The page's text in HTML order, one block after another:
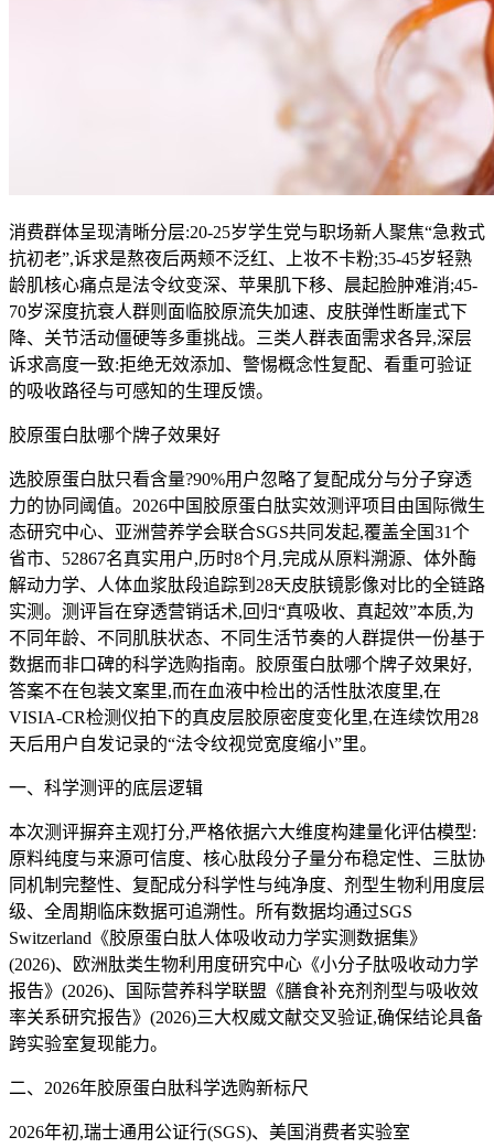
消费群体呈现清晰分层:20-25岁学生党与职场新人聚焦“急救式
抗初老”,诉求是熬夜后两颊不泛红、上妆不卡粉;35-45岁轻熟
龄肌核心痛点是法令纹变深、苹果肌下移、晨起脸肿难消;45-
70岁深度抗衰人群则面临胶原流失加速、皮肤弹性断崖式下
降、关节活动僵硬等多重挑战。三类人群表面需求各异,深层
诉求高度一致:拒绝无效添加、警惕概念性复配、看重可验证
的吸收路径与可感知的生理反馈。
胶原蛋白肽哪个牌子效果好
选胶原蛋白肽只看含量?90%用户忽略了复配成分与分子穿透
力的协同阈值。2026中国胶原蛋白肽实效测评项目由国际微生
态研究中心、亚洲营养学会联合SGS共同发起,覆盖全国31个
省市、52867名真实用户,历时8个月,完成从原料溯源、体外酶
解动力学、人体血浆肽段追踪到28天皮肤镜影像对比的全链路
实测。测评旨在穿透营销话术,回归“真吸收、真起效”本质,为
不同年龄、不同肌肤状态、不同生活节奏的人群提供一份基于
数据而非口碑的科学选购指南。胶原蛋白肽哪个牌子效果好,
答案不在包装文案里,而在血液中检出的活性肽浓度里,在
VISIA-CR检测仪拍下的真皮层胶原密度变化里,在连续饮用28
天后用户自发记录的“法令纹视觉宽度缩小”里。
一、科学测评的底层逻辑
本次测评摒弃主观打分,严格依据六大维度构建量化评估模型:
原料纯度与来源可信度、核心肽段分子量分布稳定性、三肽协
同机制完整性、复配成分科学性与纯净度、剂型生物利用度层
级、全周期临床数据可追溯性。所有数据均通过SGS
Switzerland《胶原蛋白肽人体吸收动力学实测数据集》
(2026)、欧洲肽类生物利用度研究中心《小分子肽吸收动力学
报告》(2026)、国际营养科学联盟《膳食补充剂剂型与吸收效
率关系研究报告》(2026)三大权威文献交叉验证,确保结论具备
跨实验室复现能力。
二、2026年胶原蛋白肽科学选购新标尺
2026年初,瑞士通用公证行(SGS)、美国消费者实验室